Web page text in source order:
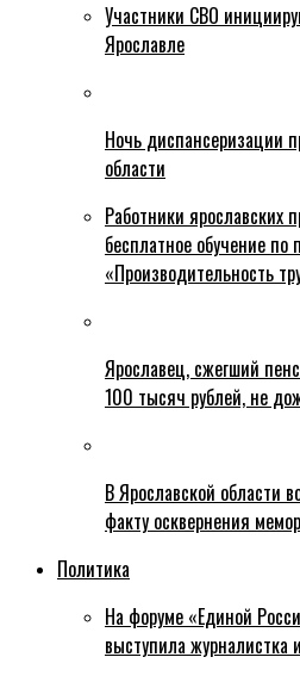
Участники СВО
Ярославле
Ночь диспансеризации
области
Работники ярославских
бесплатное обучение по
«Производительность
Ярославец, сжегший
100 тысяч рублей, не
В Ярославской области
факту осквернения
Политика
На форуме «Единой
выступила журналистка